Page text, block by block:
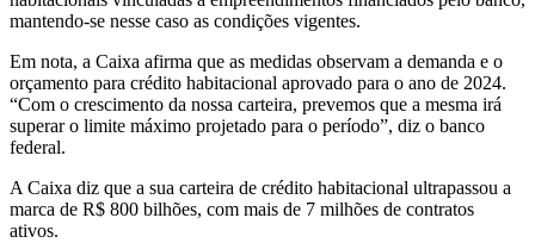
mantendo-se nesse caso as condições vigentes.
Em nota, a Caixa afirma que as medidas observam a demanda e o
orçamento para crédito habitacional aprovado para o ano de 2024.
“Com o crescimento da nossa carteira, prevemos que a mesma irá
superar o limite máximo projetado para o período”, diz o banco
federal.
A Caixa diz que a sua carteira de crédito habitacional ultrapassou a
marca de R$ 800 bilhões, com mais de 7 milhões de contratos
ativos.